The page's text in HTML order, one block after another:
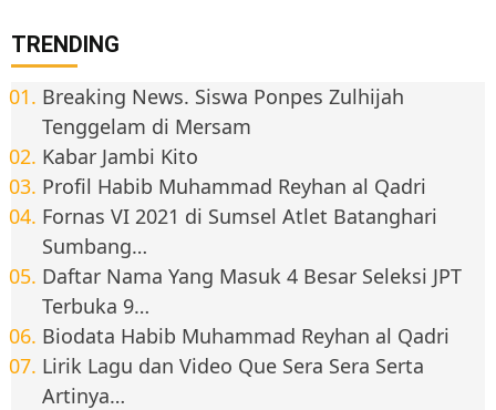
TRENDING
Breaking News. Siswa Ponpes Zulhijah
Tenggelam di Mersam
Kabar Jambi Kito
Profil Habib Muhammad Reyhan al Qadri
Fornas VI 2021 di Sumsel Atlet Batanghari
Sumbang…
Daftar Nama Yang Masuk 4 Besar Seleksi JPT
Terbuka 9…
Biodata Habib Muhammad Reyhan al Qadri
Lirik Lagu dan Video Que Sera Sera Serta
Artinya…